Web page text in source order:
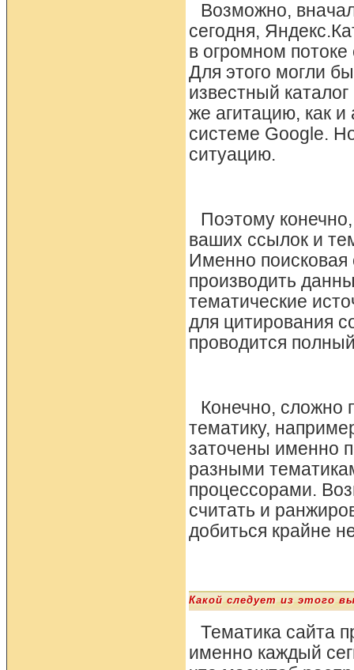
Возможно,
сегодня,
в огромном
Для этого могли
известный
же агитацию, как
системе Google.
ситуацию.
Поэтому
ваших ссылок и
Именно
производить
тематические
для цитирования
проводится
Конечно, сложно
тематику,
заточены именно
разными
процессорами.
считать и
добиться крайне
Какой следует из этого
Тематика сайта
именно каждый